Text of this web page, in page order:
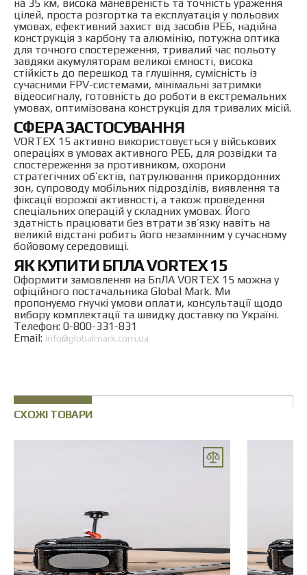
на 35 км, висока маневреність та точність ураження
цілей, проста розгортка та експлуатація у польових
умовах, ефективний захист від засобів РЕБ, надійна
конструкція з карбону та алюмінію, потужна оптика
для точного спостереження, тривалий час польоту
завдяки акумуляторам великої ємності, висока
стійкість до перешкод та глушіння, сумісність із
сучасними FPV-системами, мінімальні затримки
відеосигналу, готовність до роботи в екстремальних
умовах, оптимізована конструкція для тривалих місій.
СФЕРА ЗАСТОСУВАННЯ
VORTEX 15 активно використовується у військових
операціях в умовах активного РЕБ, для розвідки та
спостереження за противником, охорони
стратегічних об’єктів, патрулювання прикордонних
зон, супроводу мобільних підрозділів, виявлення та
фіксації ворожої активності, а також проведення
спеціальних операцій у складних умовах. Його
здатність працювати без втрати зв’язку навіть на
великій відстані робить його незамінним у сучасному
бойовому середовищі.
ЯК КУПИТИ БПЛА VORTEX 15
Оформити замовлення на БпЛА VORTEX 15 можна у
офіційного постачальника Global Mark. Ми
пропонуємо гнучкі умови оплати, консультації щодо
вибору комплектації та швидку доставку по Україні.
Телефон: 0-800-331-831
Email: info@globalmark.com.ua
СХОЖІ ТОВАРИ